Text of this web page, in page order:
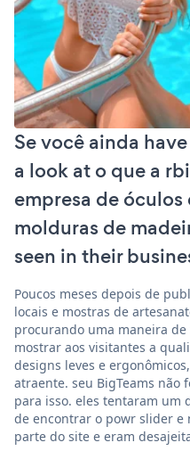
Se você ainda
a look at o que a
empresa de
molduras de
seen in their
Poucos meses depois de
locais e mostras de
procurando uma maneira
mostrar aos visitantes a
designs leves e
atraente. seu BigTeams não
para isso. eles tentaram
de encontrar o powr slider e
parte do site e eram